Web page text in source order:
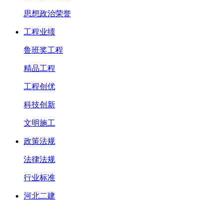
思想政治荣誉
工程业绩
鲁班奖工程
精品工程
工程创优
科技创新
文明施工
政策法规
法律法规
行业标准
河北二建